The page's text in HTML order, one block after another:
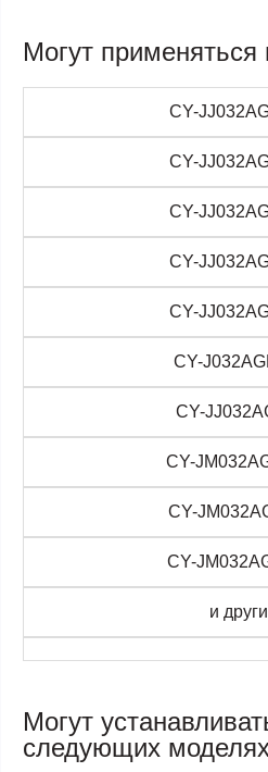
Могут применяться
CY-
CY-
CY-
CY-
CY-
CY-
CY-
CY-
CY-
CY-
и
Могут
следующих